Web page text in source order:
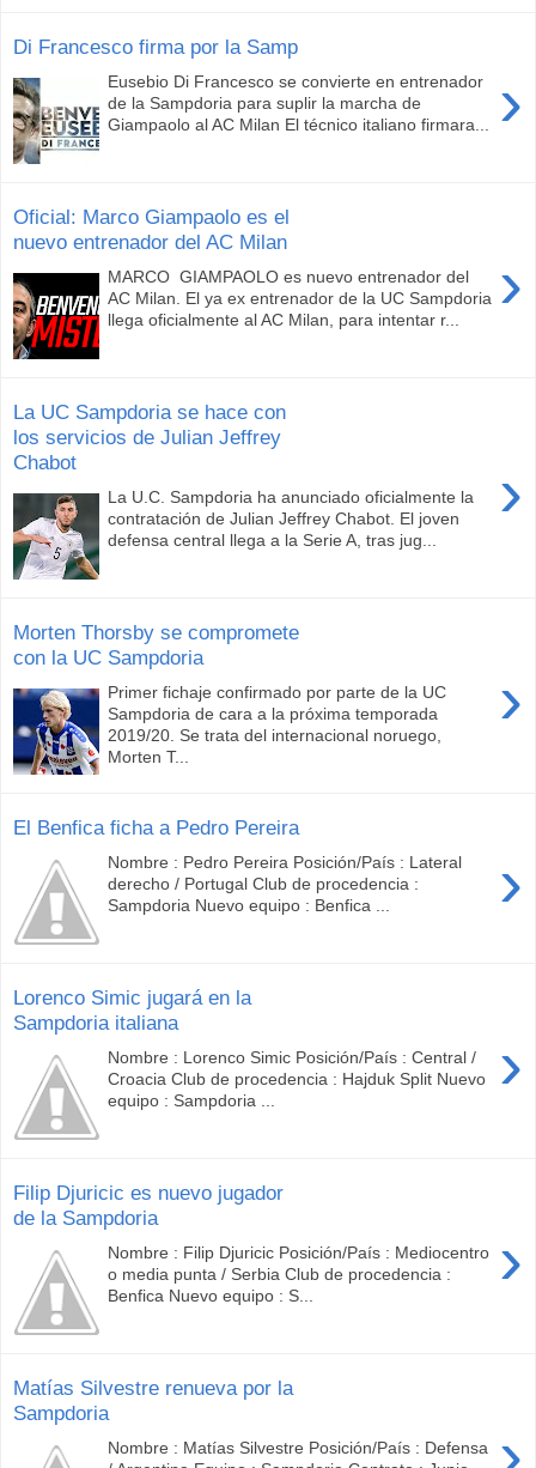
Di Francesco firma por la Samp
›
Eusebio Di Francesco se convierte en entrenador
de la Sampdoria para suplir la marcha de
Giampaolo al AC Milan El técnico italiano firmara...
Oficial: Marco Giampaolo es el
nuevo entrenador del AC Milan
›
MARCO GIAMPAOLO es nuevo entrenador del
AC Milan. El ya ex entrenador de la UC Sampdoria
llega oficialmente al AC Milan, para intentar r...
La UC Sampdoria se hace con
los servicios de Julian Jeffrey
Chabot
›
La U.C. Sampdoria ha anunciado oficialmente la
contratación de Julian Jeffrey Chabot. El joven
defensa central llega a la Serie A, tras jug...
Morten Thorsby se compromete
con la UC Sampdoria
›
Primer fichaje confirmado por parte de la UC
Sampdoria de cara a la próxima temporada
2019/20. Se trata del internacional noruego,
Morten T...
El Benfica ficha a Pedro Pereira
›
Nombre : Pedro Pereira Posición/País : Lateral
derecho / Portugal Club de procedencia :
Sampdoria Nuevo equipo : Benfica ...
Lorenco Simic jugará en la
Sampdoria italiana
›
Nombre : Lorenco Simic Posición/País : Central /
Croacia Club de procedencia : Hajduk Split Nuevo
equipo : Sampdoria ...
Filip Djuricic es nuevo jugador
de la Sampdoria
›
Nombre : Filip Djuricic Posición/País : Mediocentro
o media punta / Serbia Club de procedencia :
Benfica Nuevo equipo : S...
Matías Silvestre renueva por la
Sampdoria
Nombre : Matías Silvestre Posición/País : Defensa